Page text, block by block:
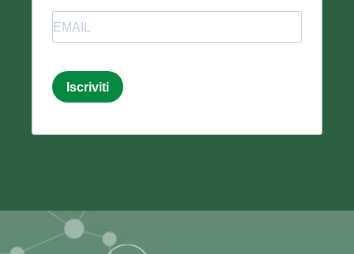
Email
Iscriviti